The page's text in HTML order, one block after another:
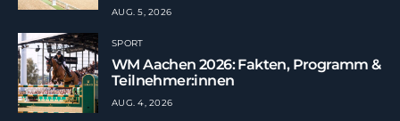
AUG. 5, 2026
SPORT
WM Aachen 2026: Fakten, Programm &
Teilnehmer:innen
AUG. 4, 2026